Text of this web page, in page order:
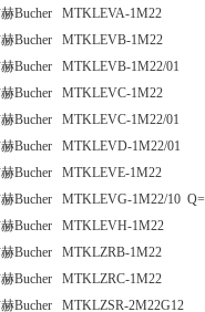
Bucher MTKLEVA-1M22
Bucher MTKLEVB-1M22
Bucher MTKLEVB-1M22/01
Bucher MTKLEVC-1M22
Bucher MTKLEVC-1M22/01
Bucher MTKLEVD-1M22/01
Bucher MTKLEVE-1M22
Bucher MTKLEVG-1M22/10 Q=
Bucher MTKLEVH-1M22
Bucher MTKLZRB-1M22
Bucher MTKLZRC-1M22
Bucher MTKLZSR-2M22G12